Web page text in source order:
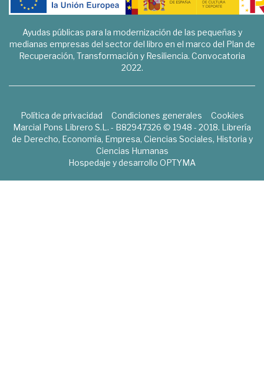
Ayudas públicas para la modernización de las pequeñas y
medianas empresas del sector del libro en el marco del Plan de
Recuperación, Transformación y Resiliencia. Convocatoria
2022.
Política de privacidad Condiciones generales
Cookies
Marcial Pons Librero S.L. - B82947326 © 1948 - 2018. Librería
de Derecho, Economía, Empresa, Ciencias Sociales, Historia y
Ciencias Humanas
Hospedaje y desarrollo OPTYMA